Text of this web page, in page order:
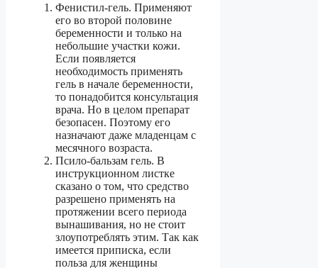
Фенистил-гель. Применяют
его во второй половине
беременности и только на
небольшие участки кожи.
Если появляется
необходимость применять
гель в начале беременности,
то понадобится консультация
врача. Но в целом препарат
безопасен. Поэтому его
назначают даже младенцам с
месячного возраста.
Псило-бальзам гель. В
инструкционном листке
сказано о том, что средство
разрешено применять на
протяжении всего периода
вынашивания, но не стоит
злоупотреблять этим. Так как
имеется приписка, если
польза для женщины